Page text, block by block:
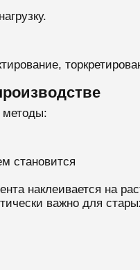
методы:
становится
наклеивается на
важно для